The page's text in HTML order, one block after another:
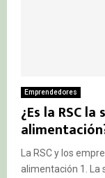
Emprendedores
¿Es la RSC
La RSC y los
alimentación 1. La